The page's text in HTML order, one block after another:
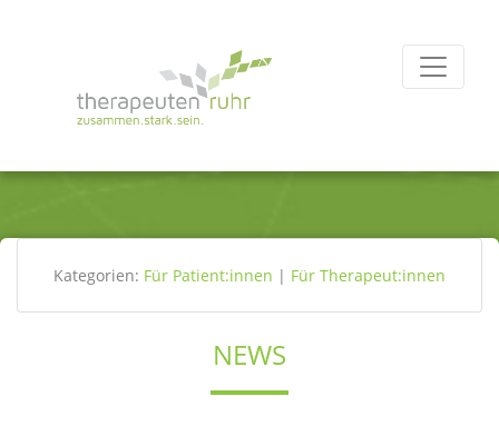
Kategorien: Für Patient:innen | Für Therapeut:innen
NEWS